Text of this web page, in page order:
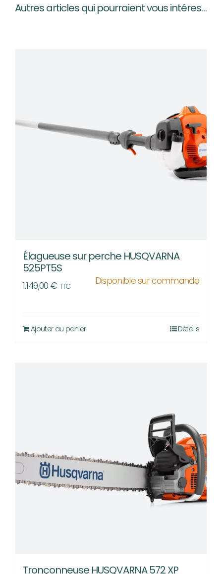
était :
est :
Autres articles qui pourraient vous intéresser…
Élagueuse sur perche HUSQVARNA
525PT5S
1.149,00 € TTC Disponible sur commande
Ajouter au panier Détails
Tronçonneuse HUSQVARNA 572 XP